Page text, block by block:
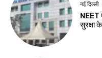
नई दिल्ली
NEET
सुरक्षा